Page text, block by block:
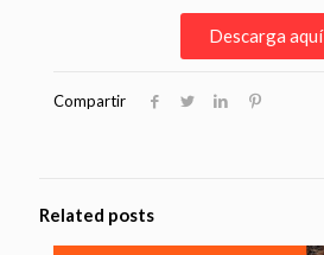
Descarga aquí
Compartir
Related posts